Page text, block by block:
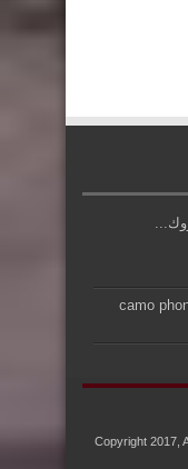
camo
Copyright 2017,